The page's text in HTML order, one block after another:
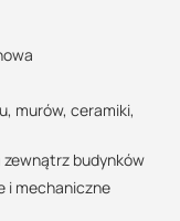
murów, ceramiki,
budynków
i mechaniczne